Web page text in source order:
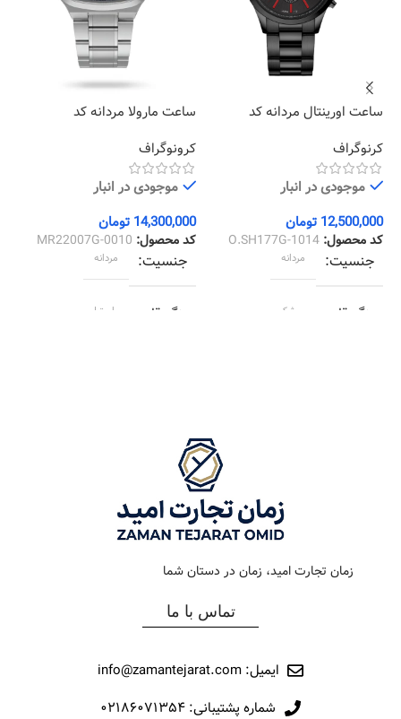
ساعت اورینتال مردانه کد
کرنوگراف
موجودی در انبار
12,500,000 تومان
کد محصول: O.SH177G-1014
جنسیت مردانه
رنگ قاب مشکی
کرنوگراف
رفرانس 177
ساعت مارولا مردانه کد
کرونوگراف
موجودی در انبار
14,300,000 تومان
کد محصول: MR22007G-0010
جنسیت مردانه
رنگ قاب استیل
جنس بند
نوع ساعت
رفرانس
برند
زمان تجارت امید، زمان در دستان شما
تماس با ما
ایمیل: info@zamantejarat.com
شماره پشتیبانی: ۰۲۱۸۶۰۷۱۳۵۴